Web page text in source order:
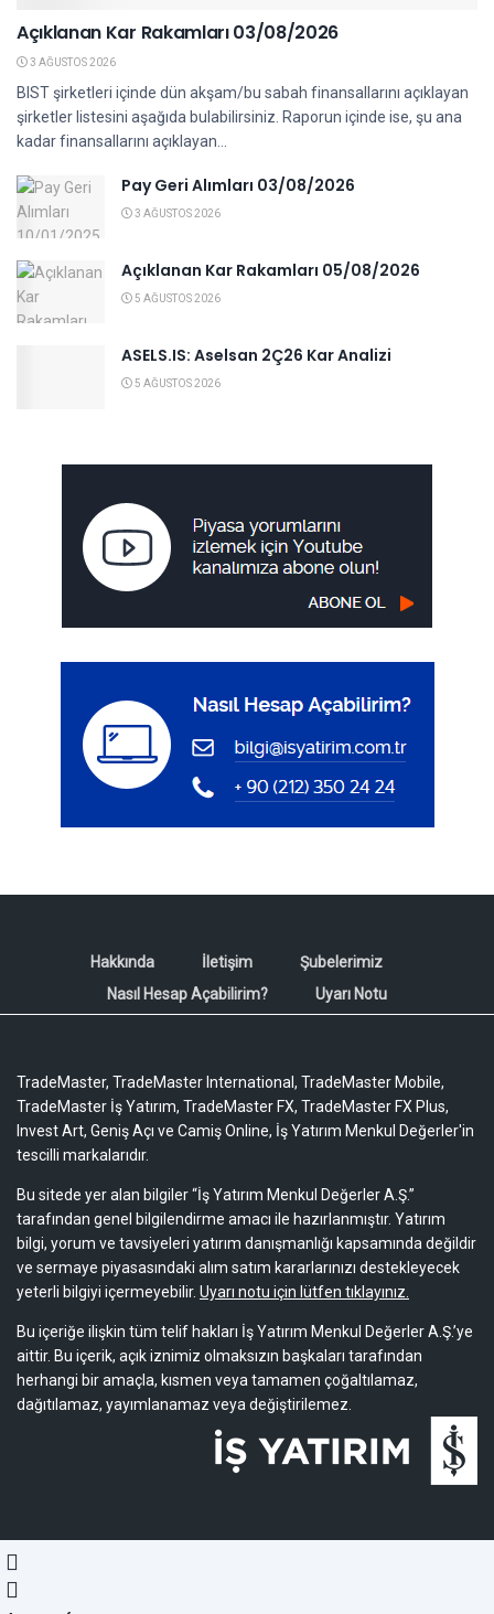
Açıklanan Kar Rakamları 03/08/2026
3 AĞUSTOS 2026
BIST şirketleri içinde dün akşam/bu sabah finansallarını açıklayan
şirketler listesini aşağıda bulabilirsiniz. Raporun içinde ise, şu ana
kadar finansallarını açıklayan...
Pay Geri Alımları 03/08/2026
3 AĞUSTOS 2026
Açıklanan Kar Rakamları 05/08/2026
5 AĞUSTOS 2026
ASELS.IS: Aselsan 2Ç26 Kar Analizi
5 AĞUSTOS 2026
Hakkında İletişim
Şubelerimiz
Nasıl Hesap Açabilirim?
Uyarı Notu
TradeMaster, TradeMaster International, TradeMaster Mobile,
TradeMaster İş Yatırım, TradeMaster FX, TradeMaster FX Plus,
Invest Art, Geniş Açı ve Camiş Online, İş Yatırım Menkul Değerler'in
tescilli markalarıdır.
Bu sitede yer alan bilgiler “İş Yatırım Menkul Değerler A.Ş.”
tarafından genel bilgilendirme amacı ile hazırlanmıştır. Yatırım
bilgi, yorum ve tavsiyeleri yatırım danışmanlığı kapsamında değildir
ve sermaye piyasasındaki alım satım kararlarınızı destekleyecek
yeterli bilgiyi içermeyebilir. Uyarı notu için lütfen tıklayınız.
Bu içeriğe ilişkin tüm telif hakları İş Yatırım Menkul Değerler A.Ş.’ye
aittir. Bu içerik, açık iznimiz olmaksızın başkaları tarafından
herhangi bir amaçla, kısmen veya tamamen çoğaltılamaz,
dağıtılamaz, yayımlanamaz veya değiştirilemez.